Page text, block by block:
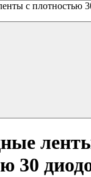
с плотностью
30